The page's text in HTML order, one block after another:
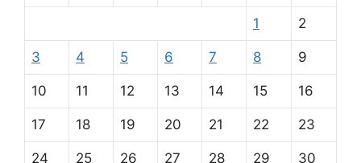
1 2
3 4 5 6 7 8 9
10 11 12 13 14 15 16
17 18 19 20 21 22 23
24 25 26 27 28 29 30